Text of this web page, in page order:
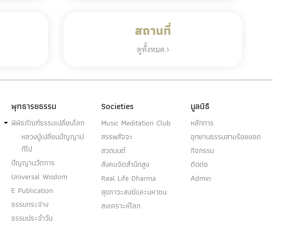
สถานที่
ดูทั้งหมด
พุทธารยธรรม
พิพิธภัณฑ์ธรรมเปลี่ยนโลก
หลวงปู่เปลี่ยนปัญญาป
ทีโป
ปัญญานวัตการ
Universal Wisdom
E Publication
ธรรมกระจ่าง
ธรรมประจำวัน
Societies
Music Meditation Club
สรรพสัจจะ
สวดมนต์
สังคมจิตสำนึกสูง
Real Life Dharma
สุขภาวะสงฆ์และมหาชน
สงเคราะห์โลก
มูลนิธิ
หลักการ
อุทยานธรรมสามร้อยยอด
กิจกรรม
ติดต่อ
Admin